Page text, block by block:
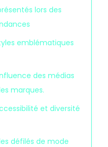
lors des
emblématiques
des médias
marques.
et diversité
défilés de mode